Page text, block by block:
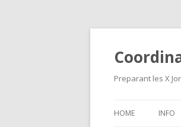
Preparant les X
HOME INFO